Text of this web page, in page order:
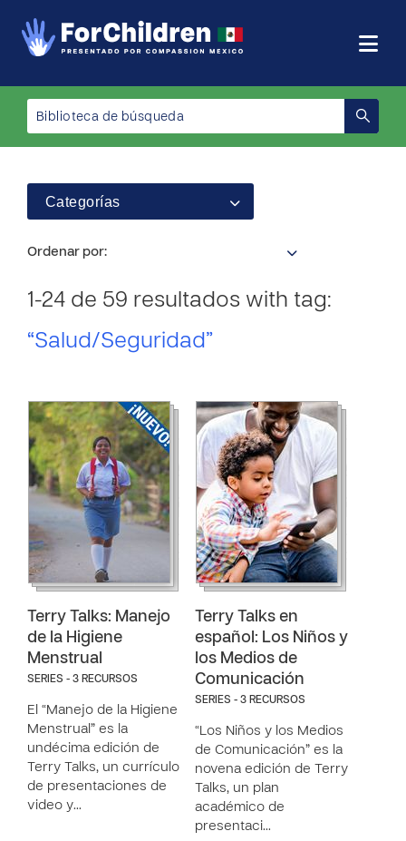
Categorías
Ordenar por:
1-24 de 59 resultados with tag:
“Salud/Seguridad”
Terry Talks: Manejo
de la Higiene
Menstrual
SERIES - 3 RECURSOS
El “Manejo de la Higiene
Menstrual” es la
undécima edición de
Terry Talks, un currículo
de presentaciones de
video y…
Terry Talks en
español: Los Niños y
los Medios de
Comunicación
SERIES - 3 RECURSOS
“Los Niños y los Medios
de Comunicación” es la
novena edición de Terry
Talks, un plan
académico de
presentaci…